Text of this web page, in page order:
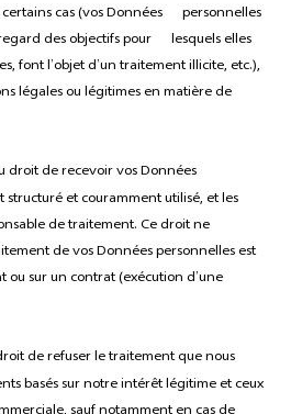
cas (vos Données personnelles
des objectifs pour lesquels elles
font l’objet d’un traitement illicite, etc.),
légales ou légitimes en matière de
droit de recevoir vos Données
et couramment utilisé, et les
de traitement. Ce droit ne
de vos Données personnelles est
ou sur un contrat (exécution d’une
de refuser le traitement que nous
basés sur notre intérêt légitime et ceux